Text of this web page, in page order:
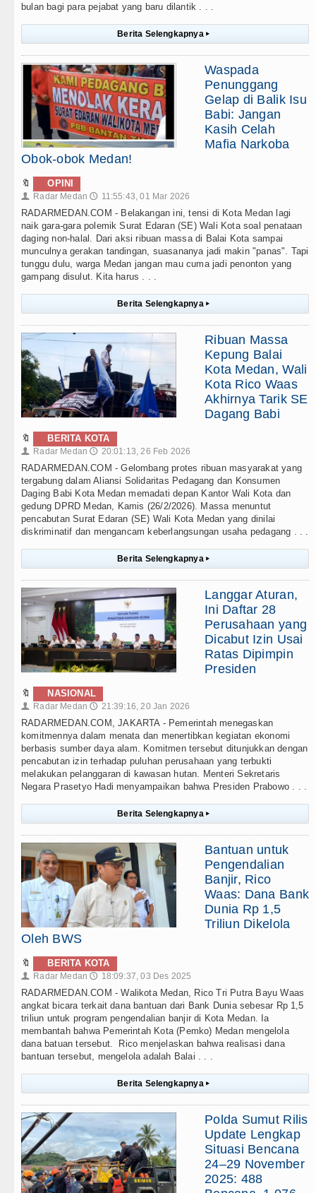
bulan bagi para pejabat yang baru dilantik . . .
Berita Selengkapnya ▸
Waspada
Penunggang
Gelap di Balik Isu
Babi: Jangan
Kasih Celah
Mafia Narkoba
Obok-obok Medan!
🔖 OPINI
👤 Radar Medan 🕔 11:55:43, 01 Mar 2026
RADARMEDAN.COM - Belakangan ini, tensi di Kota Medan lagi
naik gara-gara polemik Surat Edaran (SE) Wali Kota soal penataan
daging non-halal. Dari aksi ribuan massa di Balai Kota sampai
munculnya gerakan tandingan, suasananya jadi makin "panas". Tapi
tunggu dulu, warga Medan jangan mau cuma jadi penonton yang
gampang disulut. Kita harus . . .
Berita Selengkapnya ▸
Ribuan Massa
Kepung Balai
Kota Medan, Wali
Kota Rico Waas
Akhirnya Tarik SE
Dagang Babi
🔖 BERITA KOTA
👤 Radar Medan 🕔 20:01:13, 26 Feb 2026
RADARMEDAN.COM - Gelombang protes ribuan masyarakat yang
tergabung dalam Aliansi Solidaritas Pedagang dan Konsumen
Daging Babi Kota Medan memadati depan Kantor Wali Kota dan
gedung DPRD Medan, Kamis (26/2/2026). Massa menuntut
pencabutan Surat Edaran (SE) Wali Kota Medan yang dinilai
diskriminatif dan mengancam keberlangsungan usaha pedagang . . .
Berita Selengkapnya ▸
Langgar Aturan,
Ini Daftar 28
Perusahaan yang
Dicabut Izin Usai
Ratas Dipimpin
Presiden
🔖 NASIONAL
👤 Radar Medan 🕔 21:39:16, 20 Jan 2026
RADARMEDAN.COM, JAKARTA - Pemerintah menegaskan
komitmennya dalam menata dan menertibkan kegiatan ekonomi
berbasis sumber daya alam. Komitmen tersebut ditunjukkan dengan
pencabutan izin terhadap puluhan perusahaan yang terbukti
melakukan pelanggaran di kawasan hutan. Menteri Sekretaris
Negara Prasetyo Hadi menyampaikan bahwa Presiden Prabowo . . .
Berita Selengkapnya ▸
Bantuan untuk
Pengendalian
Banjir, Rico
Waas: Dana Bank
Dunia Rp 1,5
Triliun Dikelola
Oleh BWS
🔖 BERITA KOTA
👤 Radar Medan 🕔 18:09:37, 03 Des 2025
RADARMEDAN.COM - Walikota Medan, Rico Tri Putra Bayu Waas
angkat bicara terkait dana bantuan dari Bank Dunia sebesar Rp 1,5
triliun untuk program pengendalian banjir di Kota Medan. Ia
membantah bahwa Pemerintah Kota (Pemko) Medan mengelola
dana batuan tersebut. Rico menjelaskan bahwa realisasi dana
bantuan tersebut, mengelola adalah Balai . . .
Berita Selengkapnya ▸
Polda Sumut Rilis
Update Lengkap
Situasi Bencana
24–29 November
2025: 488